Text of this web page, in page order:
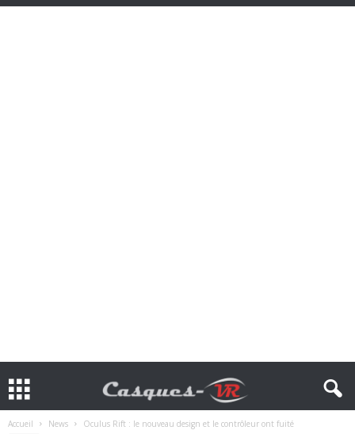
Accueil News Oculus Rift : le nouveau design et le contrôleur ont fuité